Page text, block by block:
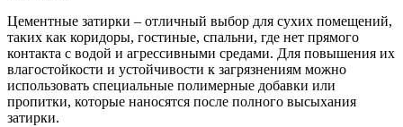
Цементные затирки – отличный выбор для сухих помещений,
таких как коридоры, гостиные, спальни, где нет прямого
контакта с водой и агрессивными средами. Для повышения их
влагостойкости и устойчивости к загрязнениям можно
использовать специальные полимерные добавки или
пропитки, которые наносятся после полного высыхания
затирки.